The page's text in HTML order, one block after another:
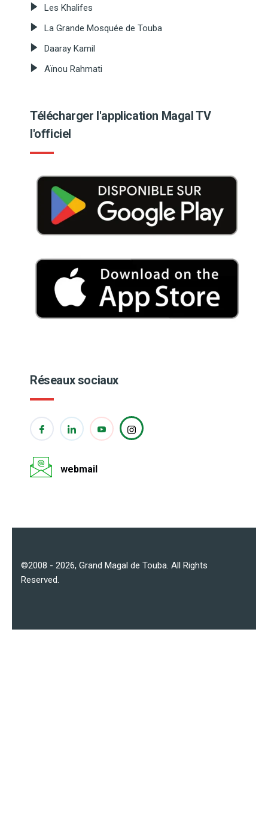
Les Khalifes
La Grande Mosquée de Touba
Daaray Kamil
Aïnou Rahmati
Télécharger l'application Magal TV
l'officiel
Réseaux sociaux
webmail
©2008 - 2026, Grand Magal de Touba . All Rights
Reserved.